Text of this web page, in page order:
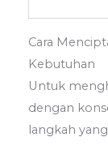
Cara
Kebutuhan
Untuk
dengan
langkah